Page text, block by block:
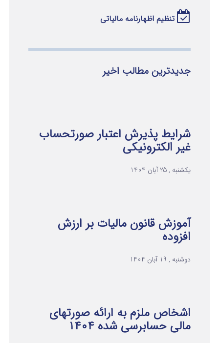
تنظیم اظهارنامه مالیاتی
جدیدترین مطالب اخیر
شرایط پذیرش اعتبار صورتحساب
غیر الکترونیکی
یکشنبه , 25 آبان 1404
آموزش قانون مالیات بر ارزش
افزوده
دوشنبه , 19 آبان 1404
اشخاص ملزم به ارائه صورتهای
مالی حسابرسی شده ۱۴۰۴